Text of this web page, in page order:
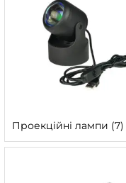
Проекційні лампи (7)